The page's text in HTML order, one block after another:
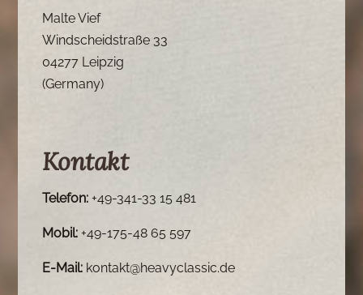
Malte Vief
Windscheidstraße 33
04277 Leipzig
(Germany)
Kontakt
Telefon: +49-341-33 15 481
Mobil: +49-175-48 65 597
E-Mail: kontakt@heavyclassic.de